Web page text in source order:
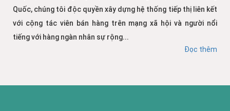
Quốc, chúng tôi độc quyền xây dựng hệ thống tiếp thị liên kết
với cộng tác viên bán hàng trên mạng xã hội và người nổi
tiếng với hàng ngàn nhân sự rộng...
Đọc thêm